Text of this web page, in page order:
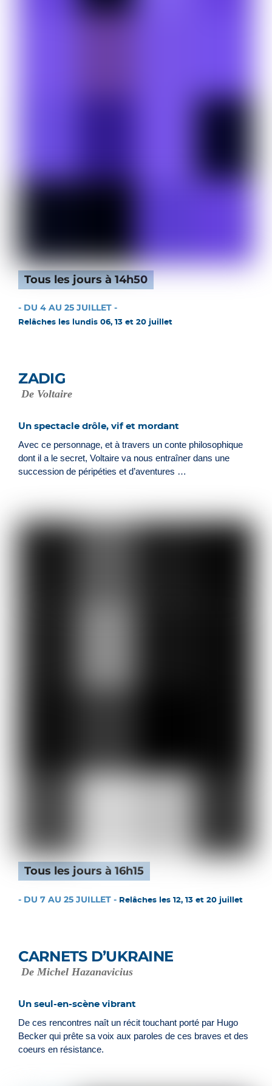
Tous les jours à 14h50
- DU 4 AU 25 JUILLET -
Relâches les lundis 06, 13 et 20 juillet
ZADIG
De Voltaire
Un spectacle drôle, vif et mordant
Avec ce personnage, et à travers un conte philosophique
dont il a le secret, Voltaire va nous entraîner dans une
succession de péripéties et d’aventures …
Tous les jours à 16h15
- DU 7 AU 25 JUILLET - Relâches les 12, 13 et 20 juillet
CARNETS D’UKRAINE
De Michel Hazanavicius
Un seul-en-scène vibrant
De ces rencontres naît un récit touchant porté par Hugo
Becker qui prête sa voix aux paroles de ces braves et des
coeurs en résistance.